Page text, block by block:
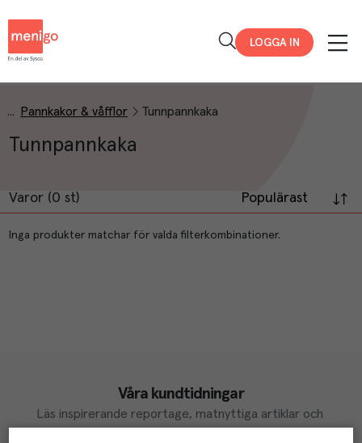
LOGGA IN
Pannkakor & våfflor Tunnpannkaka
Tunnpannkaka
Varor (0 st) Populärast
Inga produkter matchar för valda filterkombinationer.
Våra kundtidningar
Läs inspirerande reportage, matnyttiga artiklar och